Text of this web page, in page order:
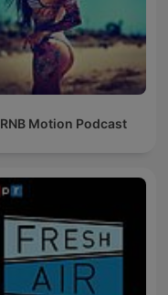
RNB Motion Podcast